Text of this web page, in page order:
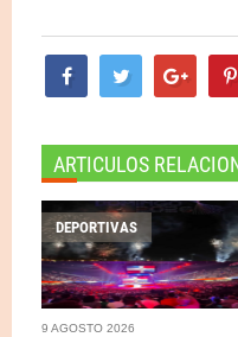
ARTICULOS
DEPORTIVAS
9 AGOSTO 2026